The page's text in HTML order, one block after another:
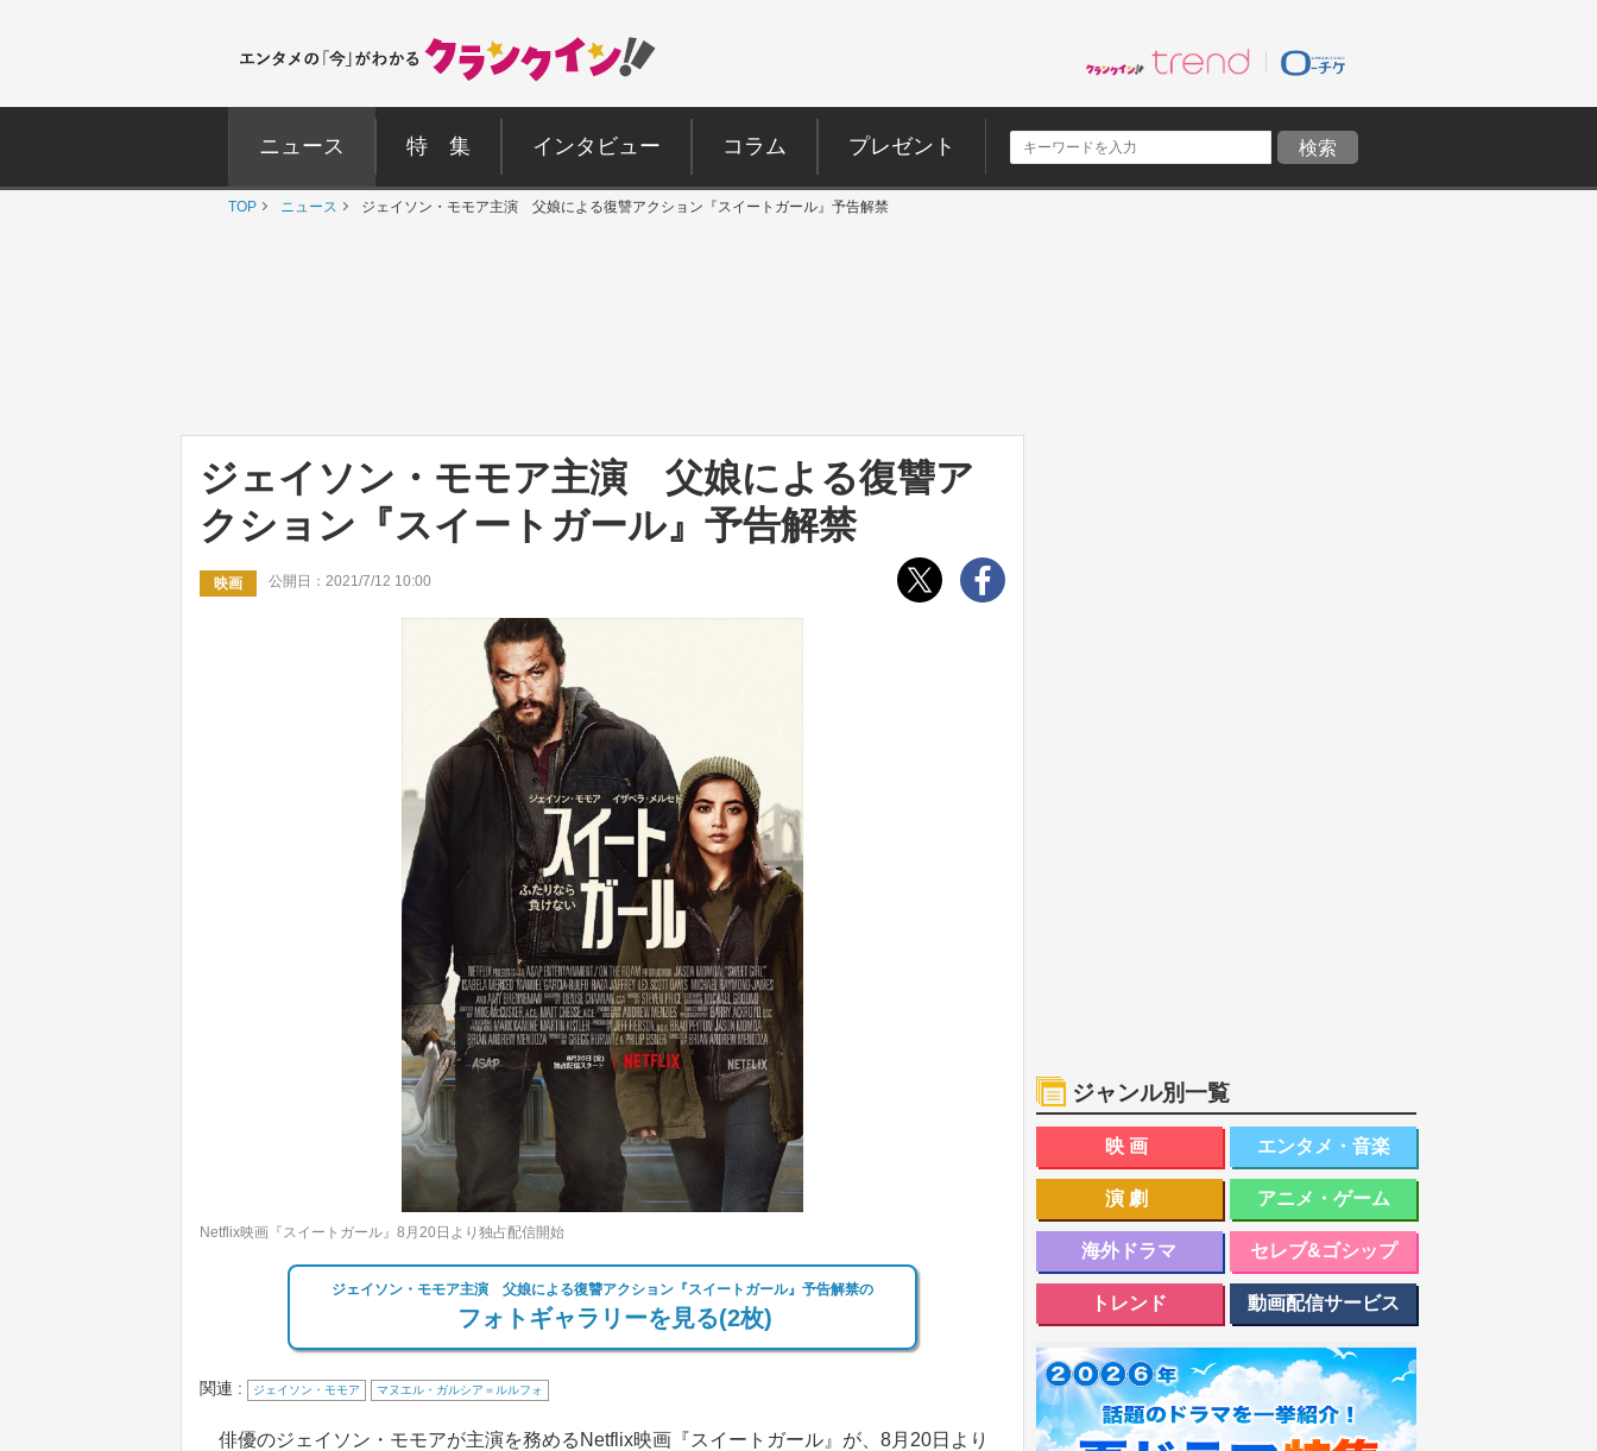
ニュース 特 集 インタビュー コラム プレゼント
TOP ニュース ジェイソン・モモア主演 父娘による復讐アクション『スイートガール』予告解禁
ジェイソン・モモア主演 父娘による復讐ア
クション『スイートガール』予告解禁
映画 公開日：2021/7/12 10:00
Netflix映画『スイートガール』8月20日より独占配信開始
ジェイソン・モモア主演 父娘による復讐アクション『スイートガール』予告解禁の
フォトギャラリーを見る(2枚)
関連 : ジェイソン・モモア マヌエル・ガルシア＝ルルフォ
俳優のジェイソン・モモアが主演を務めるNetflix映画『スイートガール』が、8月20日より
ジャンル別一覧
映画 エンタメ・音楽
演劇 アニメ・ゲーム
海外ドラマ セレブ&ゴシップ
トレンド 動画配信サービス